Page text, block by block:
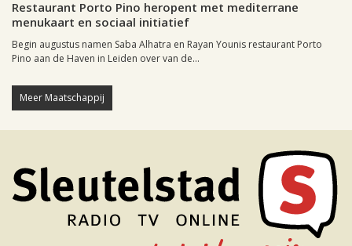
Restaurant Porto Pino heropent met mediterrane
menukaart en sociaal initiatief
Begin augustus namen Saba Alhatra en Rayan Younis restaurant Porto
Pino aan de Haven in Leiden over van de...
Meer Maatschappij